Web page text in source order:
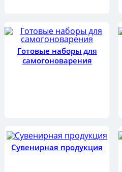
Готовые наборы для
самогоноварения
Сувенирная продукция